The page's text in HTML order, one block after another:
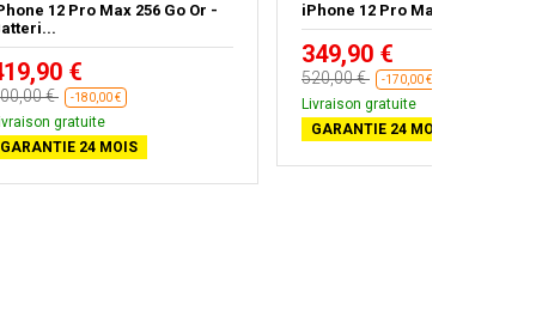
12 Pro Max 256 Go Or -
€
€ -180,00 €
gratuite
GARANTIE 24 MOIS
iPhone 12 Pro Max 128 Go Or
349,90 €
520,00 € -170,00 €
Livraison gratuite
GARANTIE 24 MOIS